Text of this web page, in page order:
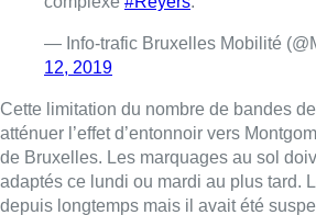
boulevard urbain limité à 50 ou 80 km/h.
infrastructure élargie est envisagée
matin, le chaos craint par certains
lieu. “
L’heure de pointe s’est déroulée
endroit
“, confirme une porte-parole de
Paemen. Pour l’administration, c’est “
concomitamment, le tunnel Montgomery